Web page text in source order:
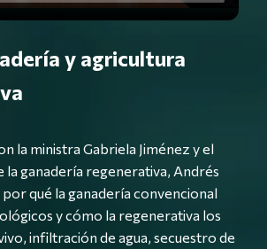
y agricultura
la ministra Gabriela Jiménez y el
la ganadería regenerativa, Andrés
qué la ganadería convencional
y cómo la regenerativa los
infiltración de agua, secuestro de